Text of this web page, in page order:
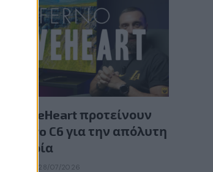
προτείνουν
evo C6 για την απόλυτη
28/07/2026